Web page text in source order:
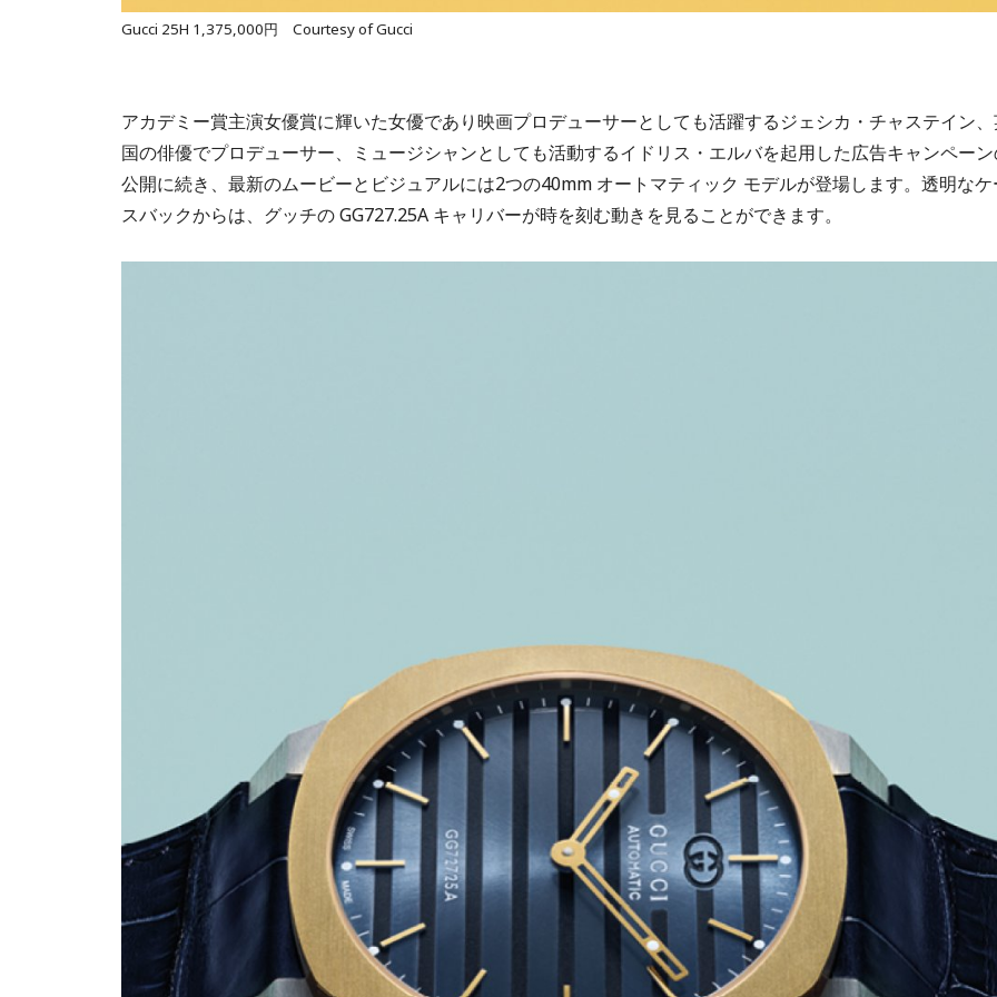
Gucci 25H 1,375,000円 Courtesy of Gucci
アカデミー賞主演女優賞に輝いた女優であり映画プロデューサーとしても活躍するジェシカ・チャステイン
国の俳優でプロデューサー、ミュージシャンとしても活動するイドリス・エルバを起用した広告キャンペー
公開に続き、最新のムービーとビジュアルには2つの40mm オートマティック モデルが登場します。透明なケ
スバックからは、グッチの GG727.25A キャリバーが時を刻む動きを見ることができます。